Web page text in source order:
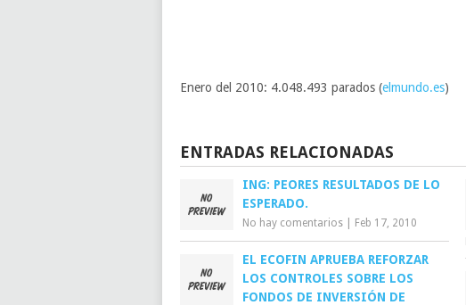
Enero del 2010: 4.048.493 parados (elmundo.es)
ENTRADAS RELACIONADAS
ING: PEORES RESULTADOS DE LO
ESPERADO.
No hay comentarios Feb 17, 2010
EL ECOFIN APRUEBA REFORZAR
LOS CONTROLES SOBRE LOS
FONDOS DE INVERSIÓN DE